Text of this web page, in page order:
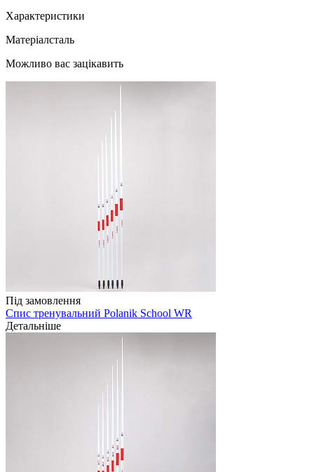
Характеристики
Матеріалсталь
Можливо вас зацікавить
Під замовлення
Спис тренувальний Polanik School WR
Детальніше